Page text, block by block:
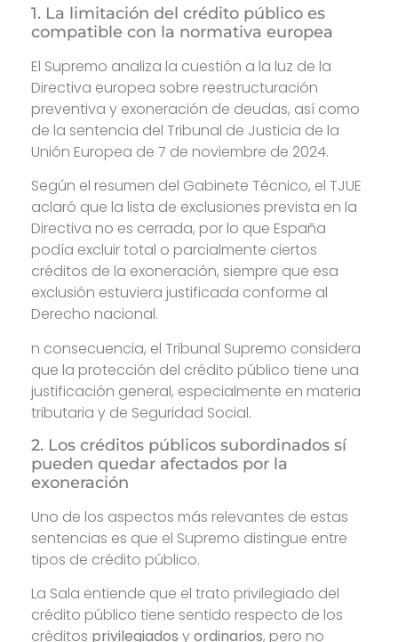
1. La limitación del crédito público es
compatible con la normativa europea
El Supremo analiza la cuestión a la luz de la
Directiva europea sobre reestructuración
preventiva y exoneración de deudas, así como
de la sentencia del Tribunal de Justicia de la
Unión Europea de 7 de noviembre de 2024.
Según el resumen del Gabinete Técnico, el TJUE
aclaró que la lista de exclusiones prevista en la
Directiva no es cerrada, por lo que España
podía excluir total o parcialmente ciertos
créditos de la exoneración, siempre que esa
exclusión estuviera justificada conforme al
Derecho nacional.
n consecuencia, el Tribunal Supremo considera
que la protección del crédito público tiene una
justificación general, especialmente en materia
tributaria y de Seguridad Social.
2. Los créditos públicos subordinados sí
pueden quedar afectados por la
exoneración
Uno de los aspectos más relevantes de estas
sentencias es que el Supremo distingue entre
tipos de crédito público.
La Sala entiende que el trato privilegiado del
crédito público tiene sentido respecto de los
créditos privilegiados yordinarios, pero no